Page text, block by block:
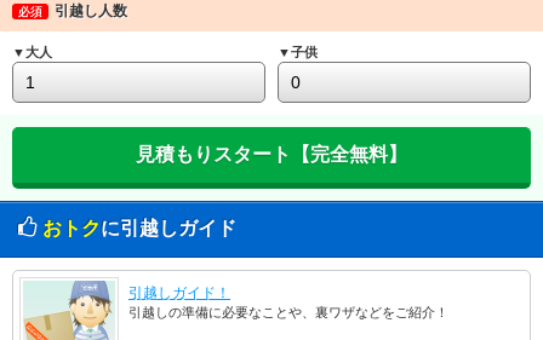
必須 引越し人数
▼大人 ▼子供
おトクに引越しガイド
引越しガイド！
引越しの準備に必要なことや、裏ワザなどをご紹介！